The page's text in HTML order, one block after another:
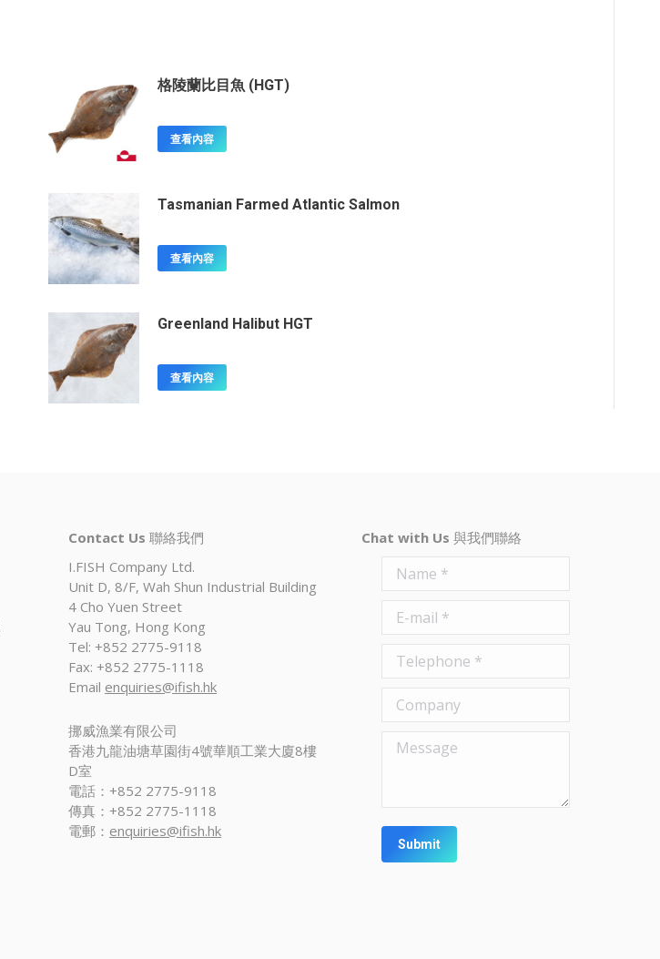
格陵蘭比目魚 (HGT)
查看內容
Tasmanian Farmed Atlantic Salmon
查看內容
Greenland Halibut HGT
查看內容
Contact Us 聯絡我們
I.FISH Company Ltd.
Unit D, 8/F, Wah Shun Industrial Building
4 Cho Yuen Street
Yau Tong, Hong Kong
Tel: +852 2775-9118
Fax: +852 2775-1118
Email enquiries@ifish.hk
挪威漁業有限公司
香港九龍油塘草園街4號華順工業大廈8樓
D室
電話：+852 2775-9118
傳真：+852 2775-1118
電郵： enquiries@ifish.hk
Chat with Us 與我們聯絡
Name *
E-mail *
Telephone *
Company
Message
Submit